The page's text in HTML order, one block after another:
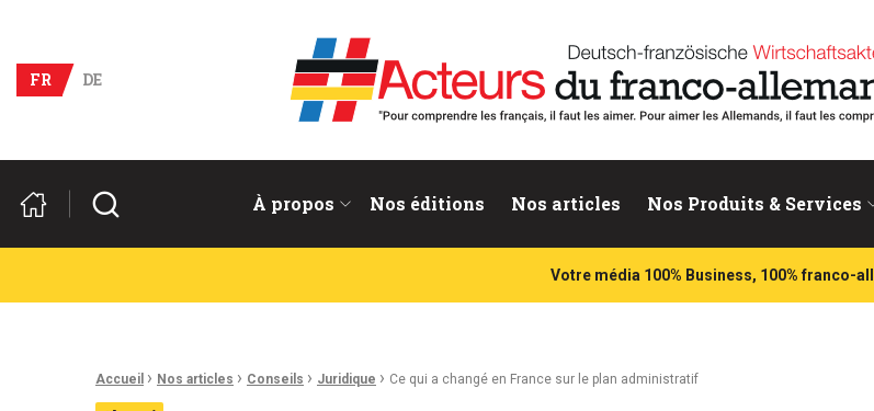
Acteurs du franco-allemand
FR
DE
À propos Nos éditions Nos articles Nos Produits & Services
Rechercher
Votre média 100% Business, 100% franco-
Fil d'Ariane :
Accueil › Nos articles › Conseils › Juridique › Ce qui a changé en France sur le plan administratif